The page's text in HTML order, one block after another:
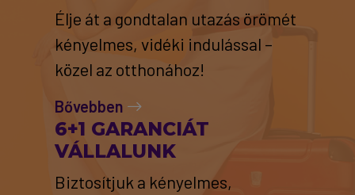
Élje át a gondtalan utazás örömét
kényelmes, vidéki indulással –
közel az otthonához!
Bővebben
6+1 GARANCIÁT
VÁLLALUNK
Biztosítjuk a kényelmes,